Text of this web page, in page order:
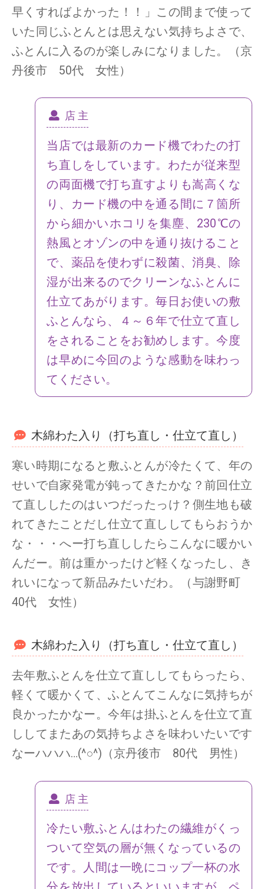
早くすればよかった！！」この間まで使って
いた同じふとんとは思えない気持ちよさで、
ふとんに入るのが楽しみになりました。（京
丹後市 50代 女性）
店 主
当店では最新のカード機でわたの打
ち直しをしています。わたが従来型
の両面機で打ち直すよりも嵩高くな
り、カード機の中を通る間に７箇所
から細かいホコリを集塵、230℃の
熱風とオゾンの中を通り抜けること
で、薬品を使わずに殺菌、消臭、除
湿が出来るのでクリーンなふとんに
仕立てあがります。毎日お使いの敷
ふとんなら、４～６年で仕立て直し
をされることをお勧めします。今度
は早めに今回のような感動を味わっ
てください。
木綿わた入り（打ち直し・仕立て直し）
寒い時期になると敷ふとんが冷たくて、年の
せいで自家発電が鈍ってきたかな？前回仕立
て直ししたのはいつだったっけ？側生地も破
れてきたことだし仕立て直ししてもらおうか
な・・・へー打ち直ししたらこんなに暖かい
んだー。前は重かったけど軽くなったし、き
れいになって新品みたいだわ。（与謝野町
40代 女性）
木綿わた入り（打ち直し・仕立て直し）
去年敷ふとんを仕立て直ししてもらったら、
軽くて暖かくて、ふとんてこんなに気持ちが
良かったかなー。今年は掛ふとんを仕立て直
ししてまたあの気持ちよさを味わいたいです
なーハハハ…(^○^)（京丹後市 80代 男性）
店 主
冷たい敷ふとんはわたの繊維がくっ
ついて空気の層が無くなっているの
です。人間は一晩にコップ一杯の水